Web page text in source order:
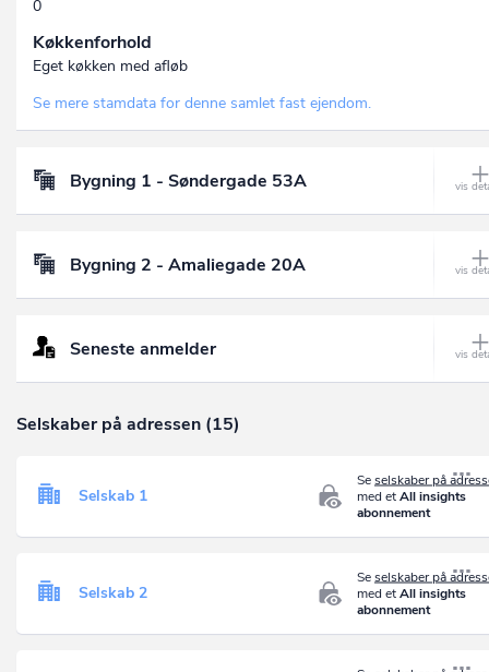
0
Køkkenforhold
Eget køkken med afløb
Se mere stamdata for denne samlet fast ejendom.
Bygning 1 - Søndergade 53A
Bygning 2 - Amaliegade 20A
Seneste anmelder
Selskaber på adressen (15)
Seselskaber på
med etAll insights
abonnement
Selskab 1
Seselskaber på
med etAll insights
abonnement
Selskab 2